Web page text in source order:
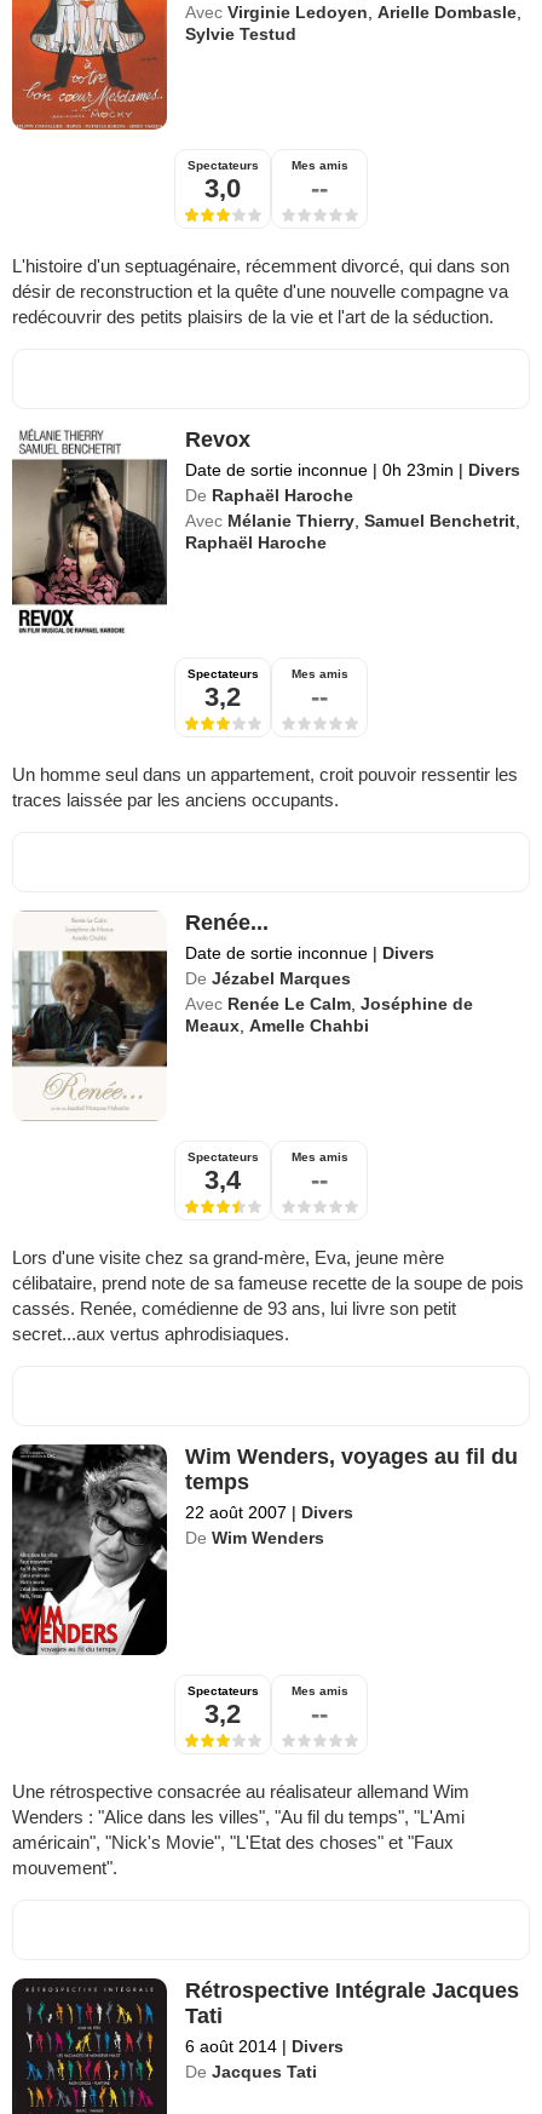
Avec Virginie Ledoyen,Arielle Dombasle,
Sylvie Testud
Spectateurs
3,0
Mes amis
--
L'histoire d'un septuagénaire, récemment divorcé, qui dans son
désir de reconstruction et la quête d'une nouvelle compagne va
redécouvrir des petits plaisirs de la vie et l'art de la séduction.
Revox
Date de sortie inconnue | 0h 23min | Divers
De Raphaël Haroche
Avec Mélanie Thierry,Samuel Benchetrit,
Raphaël Haroche
Spectateurs
3,2
Mes amis
--
Un homme seul dans un appartement, croit pouvoir ressentir les
traces laissée par les anciens occupants.
Renée...
Date de sortie inconnue | Divers
De Jézabel Marques
Avec Renée Le Calm,Joséphine de
Meaux,Amelle Chahbi
Spectateurs
3,4
Mes amis
--
Lors d'une visite chez sa grand-mère, Eva, jeune mère
célibataire, prend note de sa fameuse recette de la soupe de pois
cassés. Renée, comédienne de 93 ans, lui livre son petit
secret...aux vertus aphrodisiaques.
Wim Wenders, voyages au fil du
temps
22 août 2007 | Divers
De Wim Wenders
Spectateurs
3,2
Mes amis
--
Une rétrospective consacrée au réalisateur allemand Wim
Wenders : "Alice dans les villes", "Au fil du temps", "L'Ami
américain", "Nick's Movie", "L'Etat des choses" et "Faux
mouvement".
Rétrospective Intégrale Jacques
Tati
6 août 2014 | Divers
De Jacques Tati